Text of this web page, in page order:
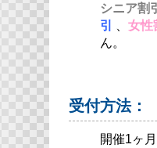
シニア割
引
女性
ん。
受付方法：
開催1ヶ